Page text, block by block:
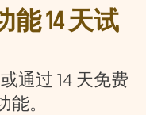
14 天试
通过 14 天免费
。